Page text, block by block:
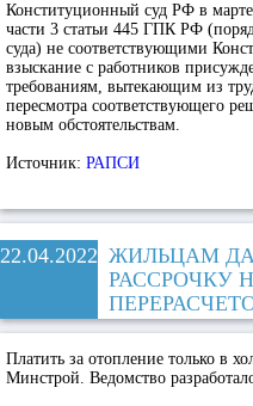
Конституционный суд РФ в
части 3 статьи 445 ГПК РФ
суда) не соответствующими
взыскание с работников
требованиям, вытекающим из
пересмотра соответствующего
новым обстоятельствам.
Источник: РАПСИ
22.04.2022 ЖИЛЬЦАМ
РАССРОЧКУ
Платить за отопление только в
Минстрой. Ведомство